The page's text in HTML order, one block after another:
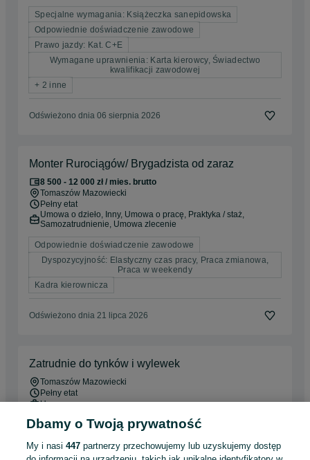
Specjalne wymagania: Książeczka sanepidowska
Odpowiednie doświadczenie zawodowe
Prawo jazdy: Kat. C+E
Wymagane uprawnienia: Karta kierowcy, Świadectwo
kwalifikacji zawodowej
+ 2 inne
Odświeżono dnia 06 sierpnia 2026
Monter Rurociągów/ Brygadzista od zaraz
8 500 - 12 000 zł / mies. brutto
Tomaszów Mazowiecki
Pełny etat
Umowa o dzieło, Inny, Umowa o pracę, Praktyka / staż,
Samozatrudnienie, Umowa zlecenie
Odpowiednie doświadczenie zawodowe
Dyspozycyjność: Elastyczny czas pracy, Praca zmianowa,
Praca w weekendy
Kadra kierownicza
Odświeżono dnia 21 lipca 2026
Zatrudnie do tynków i wylewek
Tomaszów Mazowiecki
Pełny etat
Umowa o pracę
Doświadczenie nie jest wymagane
Odświeżono dnia 26 lipca 2026
Dbamy o Twoją prywatność
My i nasi447 partnerzy przechowujemy lub uzyskujemy dostęp